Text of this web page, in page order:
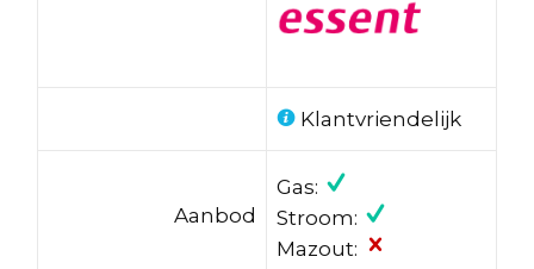
Klantvriendelijk
Aanbod
Gas:
Stroom:
Mazout: